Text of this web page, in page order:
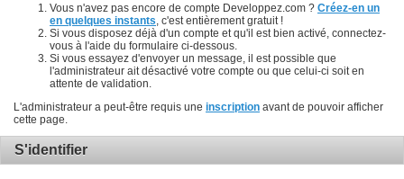
Vous n'avez pas encore de compte Developpez.com ? Créez-en un
en quelques instants , c'est entièrement gratuit !
Si vous disposez déjà d'un compte et qu'il est bien activé, connectez-
vous à l'aide du formulaire ci-dessous.
Si vous essayez d'envoyer un message, il est possible que
l'administrateur ait désactivé votre compte ou que celui-ci soit en
attente de validation.
L'administrateur a peut-être requis une inscription avant de pouvoir afficher
cette page.
S'identifier